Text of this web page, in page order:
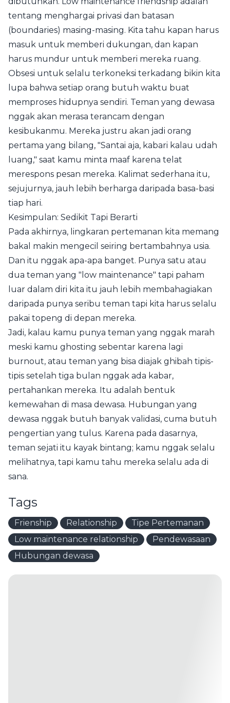
tentang menghargai privasi dan batasan
(boundaries) masing-masing. Kita tahu kapan harus
masuk untuk memberi dukungan, dan kapan
harus mundur untuk memberi mereka ruang.
Obsesi untuk selalu terkoneksi terkadang bikin kita
lupa bahwa setiap orang butuh waktu buat
memproses hidupnya sendiri. Teman yang dewasa
nggak akan merasa terancam dengan
kesibukanmu. Mereka justru akan jadi orang
pertama yang bilang, "Santai aja, kabari kalau udah
luang," saat kamu minta maaf karena telat
merespons pesan mereka. Kalimat sederhana itu,
sejujurnya, jauh lebih berharga daripada basa-basi
tiap hari.
Kesimpulan: Sedikit Tapi Berarti
Pada akhirnya, lingkaran pertemanan kita memang
bakal makin mengecil seiring bertambahnya usia.
Dan itu nggak apa-apa banget. Punya satu atau
dua teman yang "low maintenance" tapi paham
luar dalam diri kita itu jauh lebih membahagiakan
daripada punya seribu teman tapi kita harus selalu
pakai topeng di depan mereka.
Jadi, kalau kamu punya teman yang nggak marah
meski kamu ghosting sebentar karena lagi
burnout, atau teman yang bisa diajak ghibah tipis-
tipis setelah tiga bulan nggak ada kabar,
pertahankan mereka. Itu adalah bentuk
kemewahan di masa dewasa. Hubungan yang
dewasa nggak butuh banyak validasi, cuma butuh
pengertian yang tulus. Karena pada dasarnya,
teman sejati itu kayak bintang; kamu nggak selalu
melihatnya, tapi kamu tahu mereka selalu ada di
sana.
Tags
Frienship Relationship
Tipe Pertemanan
Low maintenance relationship
Pendewasaan
Hubungan dewasa